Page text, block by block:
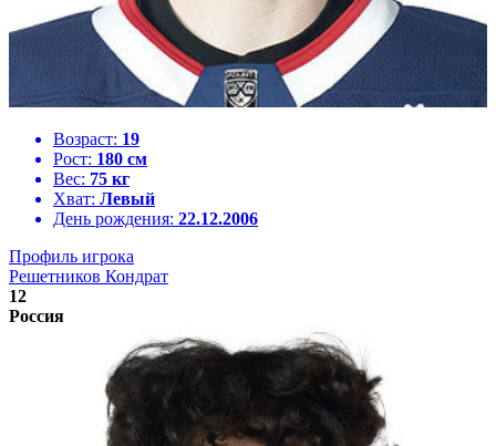
Возраст: 19
Рост: 180 см
Вес: 75 кг
Хват: Левый
День рождения: 22.12.2006
Профиль игрока
Решетников Кондрат
12
Россия